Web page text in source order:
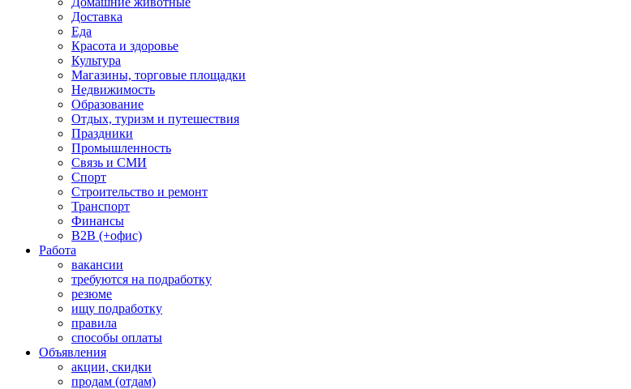
Доставка
Еда
Красота и здоровье
Культура
Магазины, торговые площадки
Недвижимость
Образование
Отдых, туризм и путешествия
Праздники
Промышленность
Связь и СМИ
Спорт
Строительство и ремонт
Транспорт
Финансы
B2B (+офис)
Работа
вакансии
требуются на подработку
резюме
ищу подработку
правила
способы оплаты
Объявления
акции, скидки
продам (отдам)